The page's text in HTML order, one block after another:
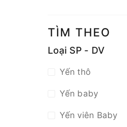
TÌM THEO
Loại SP - DV
Yến thô
Yến baby
Yến viên Baby